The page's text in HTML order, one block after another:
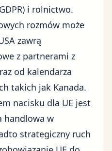
i rolnictwo.
rozmów może
zawrą
z partnerami z
od kalendarza
takich jak Kanada.
nacisku dla UE jest
handlowa w
strategiczny ruch